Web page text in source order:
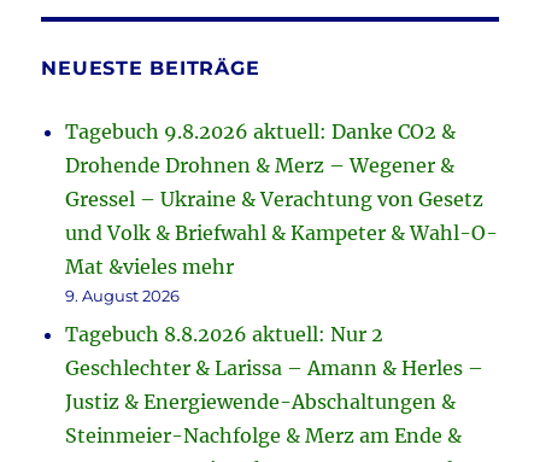
NEUESTE BEITRÄGE
Tagebuch 9.8.2026 aktuell: Danke CO2 &
Drohende Drohnen & Merz – Wegener &
Gressel – Ukraine & Verachtung von Gesetz
und Volk & Briefwahl & Kampeter & Wahl-O-
Mat &vieles mehr
9. August 2026
Tagebuch 8.8.2026 aktuell: Nur 2
Geschlechter & Larissa – Amann & Herles –
Justiz & Energiewende-Abschaltungen &
Steinmeier-Nachfolge & Merz am Ende &